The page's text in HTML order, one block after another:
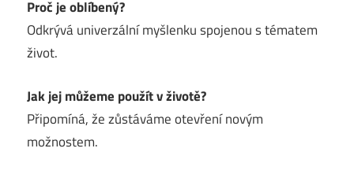
Proč je oblíbený?
Odkrývá univerzální myšlenku spojenou s tématem
život.
Jak jej můžeme použít v životě?
Připomíná, že zůstáváme otevření novým
možnostem.